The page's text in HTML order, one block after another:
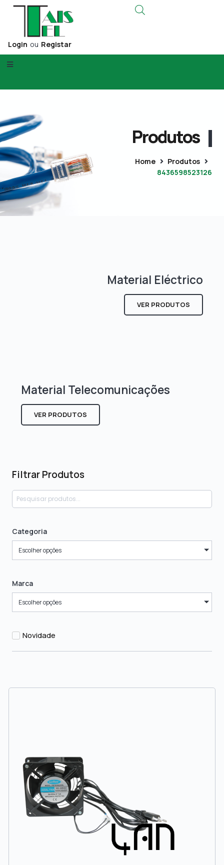
Login ou Registar
Produtos
Home
Produtos
8436598523126
Filtrar Produtos
Categoria
Escolher opções
Marca
Escolher opções
Novidade
Material Eléctrico
VER PRODUTOS
Material Telecomunicações
VER PRODUTOS